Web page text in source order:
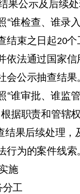
果公示及后续
“谁检查、谁录
结束之日起20个
依法通过国家
会公示抽查结果
“谁审批、谁监
据职责和管辖
结果后续处理，
行为的案件线索
施
分工